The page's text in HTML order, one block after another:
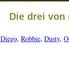
Die drei von
Diego, Robbie, Dusty,